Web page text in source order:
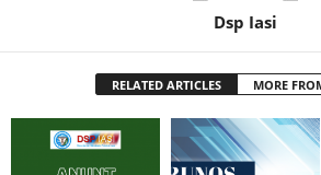
Dsp Iasi
RELATED ARTICLES MORE